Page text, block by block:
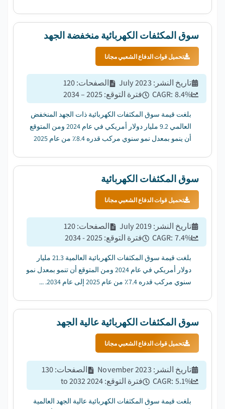
سوق المكثفات الكهربائية منخفضة الجهد
تحميل قوات الدفاع الشعبي مجانا
تاريخ النشر :
July 2023 الصفحات:
120
CAGR: 8.4% فترة التوقع:
2025 – 2034
بلغت قيمة سوق المكثفات الكهربائية ذات الجهد المنخفض
العالمي 9.2 مليار دولار أمريكي في عام 2024 ومن المتوقع
أن ينمو بمعدل نمو سنوي مركب قدره 8.4٪ من عام 2025
سوق المكثفات الكهربائية
تحميل قوات الدفاع الشعبي مجانا
تاريخ النشر :
July 2019 الصفحات:
120
CAGR: 7.4% فترة التوقع:
2025 - 2034
بلغت قيمة سوق المكثفات الكهربائية العالمية 21.3 مليار
دولار أمريكي في عام 2024 ومن المتوقع أن تنمو بمعدل نمو
سنوي مركب قدره 7.4٪ من عام 2025 إلى عام 2034. ...
سوق المكثفات الكهربائية عالية الجهد
تحميل قوات الدفاع الشعبي مجانا
تاريخ النشر :
November 2023 الصفحات:
130
CAGR: 5.1% فترة التوقع:
2024 to 2032
بلغت قيمة سوق المكثفات الكهربائية عالية الجهد العالمية